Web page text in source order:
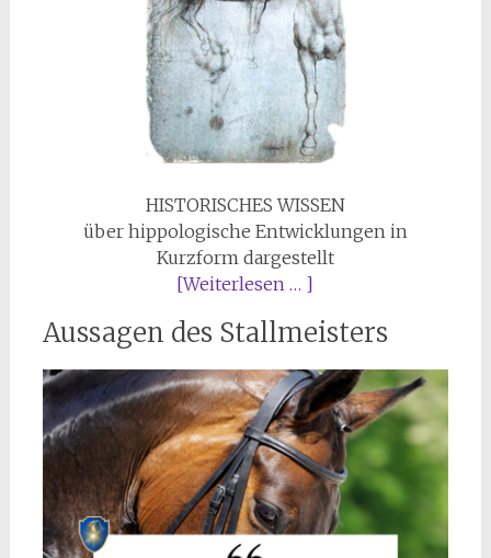
HISTORISCHES WISSEN
über hippologische Entwicklungen in
Kurzform dargestellt
[Weiterlesen … ]
Aussagen des Stallmeisters